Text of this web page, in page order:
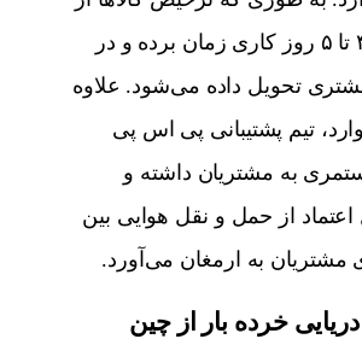
گمرک حدود ۴ تا ۵ روز کاری زمان برده و در
تحویل داده می‌شود. علاوه
تیم پشتیبانی پی اس پی
به مشتریان داشته و
اعتماد از حمل و نقل هوایی بین
مشتریان به ارمغان می‌آورد.
خرده بار از چین